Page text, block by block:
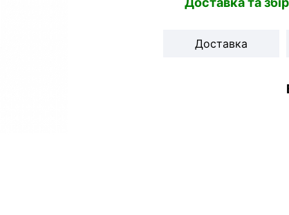
Доставка